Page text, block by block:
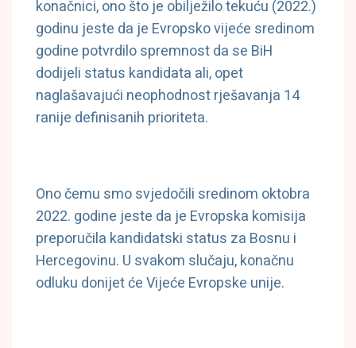
konačnici, ono što je obilježilo tekuću (2022.)
godinu jeste da je Evropsko vijeće sredinom
godine potvrdilo spremnost da se BiH
dodijeli status kandidata ali, opet
naglašavajući neophodnost rješavanja 14
ranije definisanih prioriteta.
Ono čemu smo svjedočili sredinom oktobra
2022. godine jeste da je Evropska komisija
preporučila kandidatski status za Bosnu i
Hercegovinu. U svakom slučaju, konačnu
odluku donijet će Vijeće Evropske unije.